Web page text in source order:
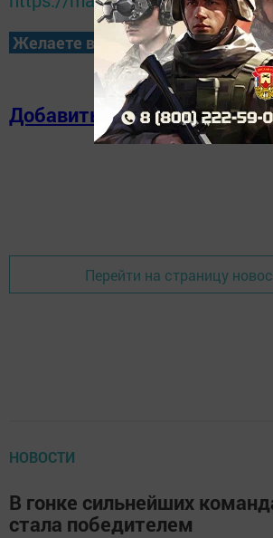
Желаете всегда быть в курсе
Добавить в избранное
Перейти на страницу
НОВОСТИ
В гонке сильнейших
стала победителем